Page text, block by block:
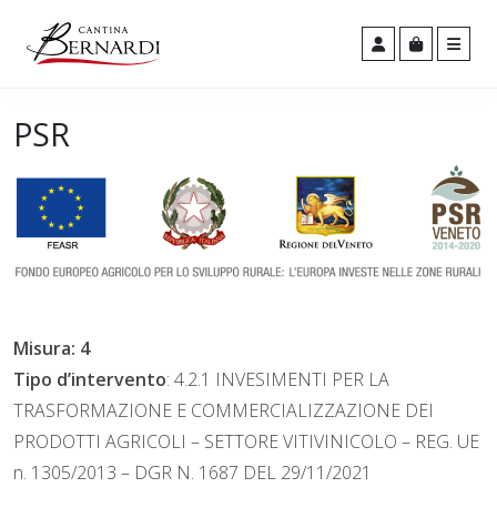
Account
Cart
PSR
Misura: 4
Tipo d’intervento: 4.2.1 INVESIMENTI PER LA
TRASFORMAZIONE E COMMERCIALIZZAZIONE DEI
PRODOTTI AGRICOLI – SETTORE VITIVINICOLO – REG. UE
n. 1305/2013 – DGR N. 1687 DEL 29/11/2021